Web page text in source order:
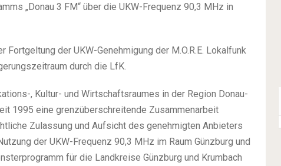
„Donau 3 FM“ über die UKW-Frequenz 90,3 MHz in
der UKW-Genehmigung der M.O.R.E. Lokalfunk
durch die LfK.
, Kultur- und Wirtschaftsraumes in der Region Donau-
1995 eine grenzüberschreitende Zusammenarbeit
Zulassung und Aufsicht des genehmigten Anbieters
der UKW-Frequenz 90,3 MHz im Raum Günzburg und
für die Landkreise Günzburg und Krumbach